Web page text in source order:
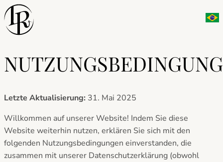
Zum
Inhalt
springen
Letzte Aktualisierung: 31. Mai 2025
Willkommen auf unserer Website! Indem Sie diese
Website weiterhin nutzen, erklären Sie sich mit den
folgenden Nutzungsbedingungen einverstanden, die
zusammen mit unserer Datenschutzerklärung (obwohl